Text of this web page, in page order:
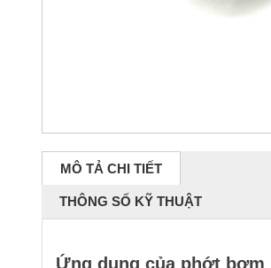
MÔ TẢ CHI TIẾT
THÔNG SỐ KỸ THUẬT
Ứng dụng của phớt bơm